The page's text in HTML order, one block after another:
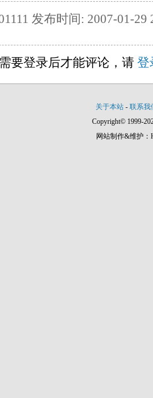
发布时间: 2007-01-29
要登录后才能评论，请 登
关于本站 - 联系我
Copyright© 1999-
网站制作&维护